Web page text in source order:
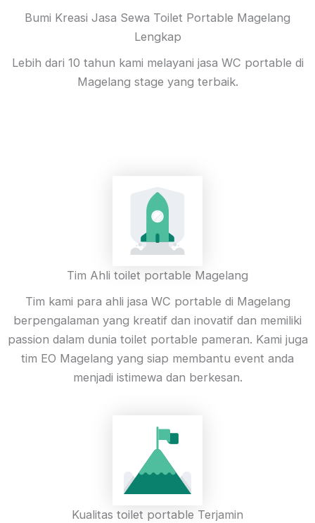
Bumi Kreasi Jasa Sewa Toilet Portable Magelang
Lengkap
Lebih dari 10 tahun kami melayani jasa WC portable di
Magelang stage yang terbaik.
Tim Ahli toilet portable Magelang
Tim kami para ahli jasa WC portable di Magelang
berpengalaman yang kreatif dan inovatif dan memiliki
passion dalam dunia toilet portable pameran. Kami juga
tim EO Magelang yang siap membantu event anda
menjadi istimewa dan berkesan.
Kualitas toilet portable Terjamin